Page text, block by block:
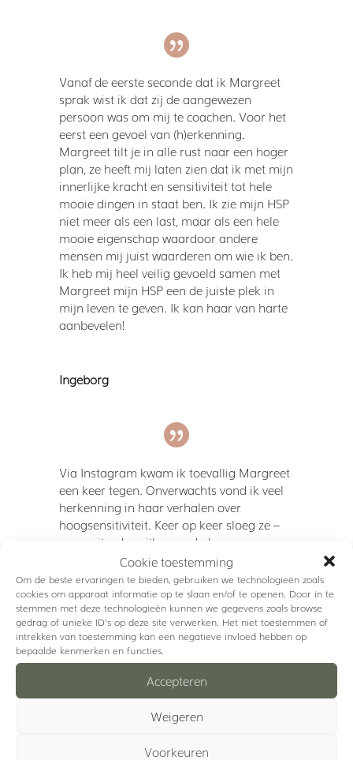
Cookie toestemming
Om de beste ervaringen te bieden, gebruiken we technologieën zoals
cookies om apparaat informatie op te slaan en/of te openen. Door in te
stemmen met deze technologieën kunnen we gegevens zoals browse
gedrag of unieke ID's op deze site verwerken. Het niet toestemmen of
intrekken van toestemming kan een negatieve invloed hebben op
bepaalde kenmerken en functies.
Accepteren
Weigeren
Voorkeuren
Vanaf de eerste seconde dat ik Margreet
sprak wist ik dat zij de aangewezen
persoon was om mij te coachen. Voor het
eerst een gevoel van (h)erkenning.
Margreet tilt je in alle rust naar een hoger
plan, ze heeft mij laten zien dat ik met mijn
innerlijke kracht en sensitiviteit tot hele
mooie dingen in staat ben. Ik zie mijn HSP
niet meer als een last, maar als een hele
mooie eigenschap waardoor andere
mensen mij juist waarderen om wie ik ben.
Ik heb mij heel veilig gevoeld samen met
Margreet mijn HSP een de juiste plek in
mijn leven te geven. Ik kan haar van harte
aanbevelen!
Ingeborg
Via Instagram kwam ik toevallig Margreet
een keer tegen. Onverwachts vond ik veel
herkenning in haar verhalen over
hoogsensitiviteit. Keer op keer sloeg ze –
voor mij – de spijker op z’n kop.
Zelf stond ik nog aan het begin van de
“HSP-zoektocht”. In hoeverre verklaart
HSP-zijn wie ik ben, hoe ik handel en hoe ik
me voel? En hoe ga ik daarmee om?
Margreet deelde heel nuchter, positief en
toegankelijk over hoogsensitiviteit.
Hierdoor durfde ik de stap te zetten om
ermee aan de slag te gaan. Eerst in een
masterclass, en vervolgens in een
Ik beveel Margreet als coach van harte